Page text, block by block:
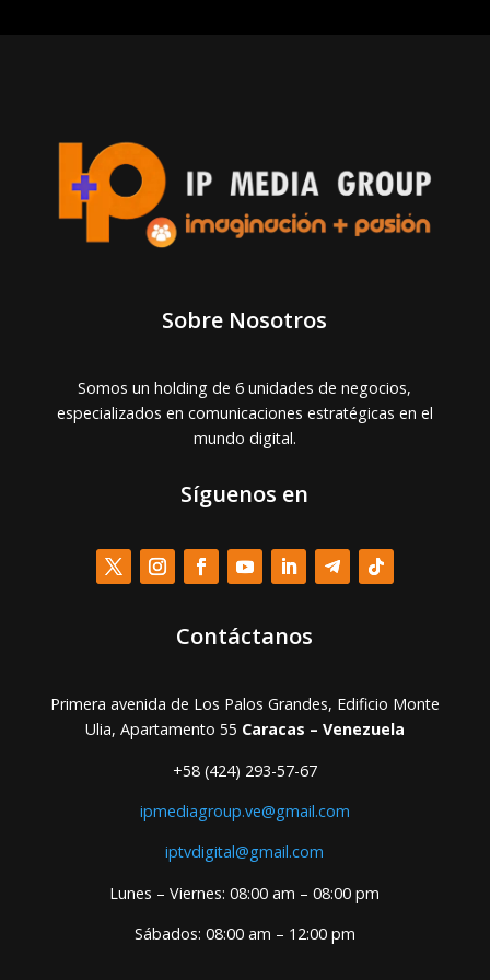
Sobre Nosotros
Somos un holding de 6 unidades de negocios,
especializados en comunicaciones estratégicas en el
mundo digital.
Síguenos en
Contáctanos
Primera avenida de Los Palos Grandes, Edificio Monte
Ulia, Apartamento 55 Caracas – Venezuela
+58 (424) 293-57-67
ipmediagroup.ve@gmail.com
iptvdigital@gmail.com
Lunes – Viernes: 08:00 am – 08:00 pm
Sábados: 08:00 am – 12:00 pm